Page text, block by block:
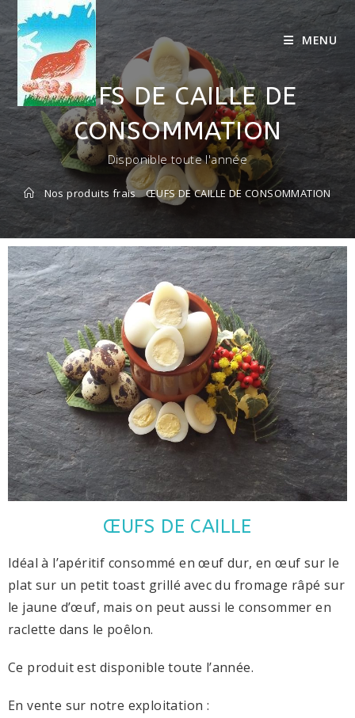
MENU
ŒUFS DE CAILLE DE
CONSOMMATION
Disponible toute l'année
Nos produits frais ŒUFS DE CAILLE DE CONSOMMATION
ŒUFS DE CAILLE
Idéal à l’apéritif consommé en œuf dur, en œuf sur le
plat sur un petit toast grillé avec du fromage râpé sur
le jaune d’œuf, mais on peut aussi le consommer en
raclette dans le poêlon.
Ce produit est disponible toute l’année.
En vente sur notre exploitation :